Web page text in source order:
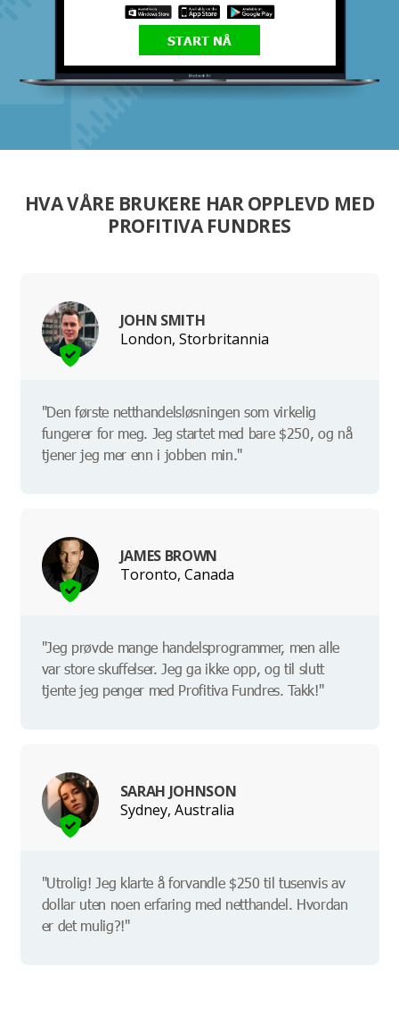
START NÅ
HVA VÅRE BRUKERE HAR OPPLEVD MED
PROFITIVA FUNDRES
JOHN SMITH
London, Storbritannia
"Den første netthandelsløsningen som virkelig
fungerer for meg. Jeg startet med bare $250, og nå
tjener jeg mer enn i jobben min."
JAMES BROWN
Toronto, Canada
"Jeg prøvde mange handelsprogrammer, men alle
var store skuffelser. Jeg ga ikke opp, og til slutt
tjente jeg penger med Profitiva Fundres. Takk!"
SARAH JOHNSON
Sydney, Australia
"Utrolig! Jeg klarte å forvandle $250 til tusenvis av
dollar uten noen erfaring med netthandel. Hvordan
er det mulig?!"